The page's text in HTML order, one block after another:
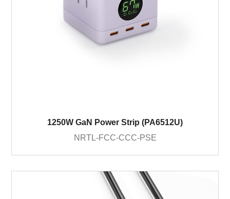
1250W GaN Power Strip (PA6512U)
NRTL-FCC-CCC-PSE